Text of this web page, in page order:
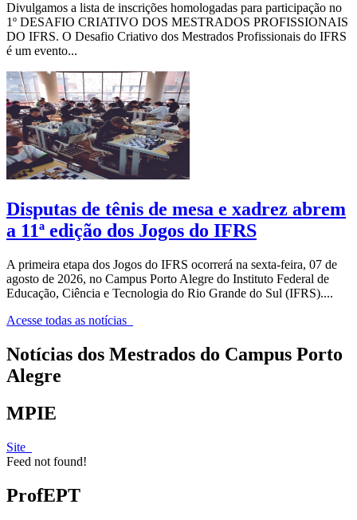
Divulgamos a lista de inscrições homologadas para participação no
1º DESAFIO CRIATIVO DOS MESTRADOS PROFISSIONAIS
DO IFRS. O Desafio Criativo dos Mestrados Profissionais do IFRS
é um evento...
Disputas de tênis de mesa e xadrez abrem
a 11ª edição dos Jogos do IFRS
A primeira etapa dos Jogos do IFRS ocorrerá na sexta-feira, 07 de
agosto de 2026, no Campus Porto Alegre do Instituto Federal de
Educação, Ciência e Tecnologia do Rio Grande do Sul (IFRS)....
Acesse todas as notícias
Notícias dos Mestrados do Campus Porto
Alegre
MPIE
Site
Feed not found!
ProfEPT